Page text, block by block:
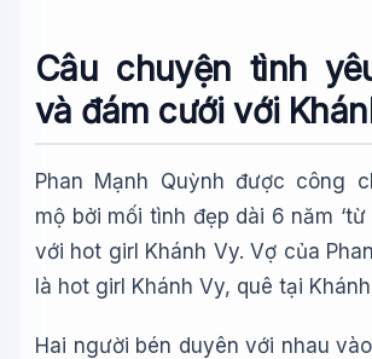
Câu chuyện tình
và đám cưới với
Phan Mạnh Quỳnh được công
mộ bởi mối tình đẹp dài 6 năm ‘từ
với hot girl Khánh Vy. Vợ của
là hot girl Khánh Vy, quê tại
Hai người bén duyên với nhau